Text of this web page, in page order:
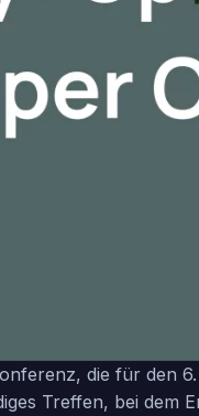
die für den
Treffen, bei